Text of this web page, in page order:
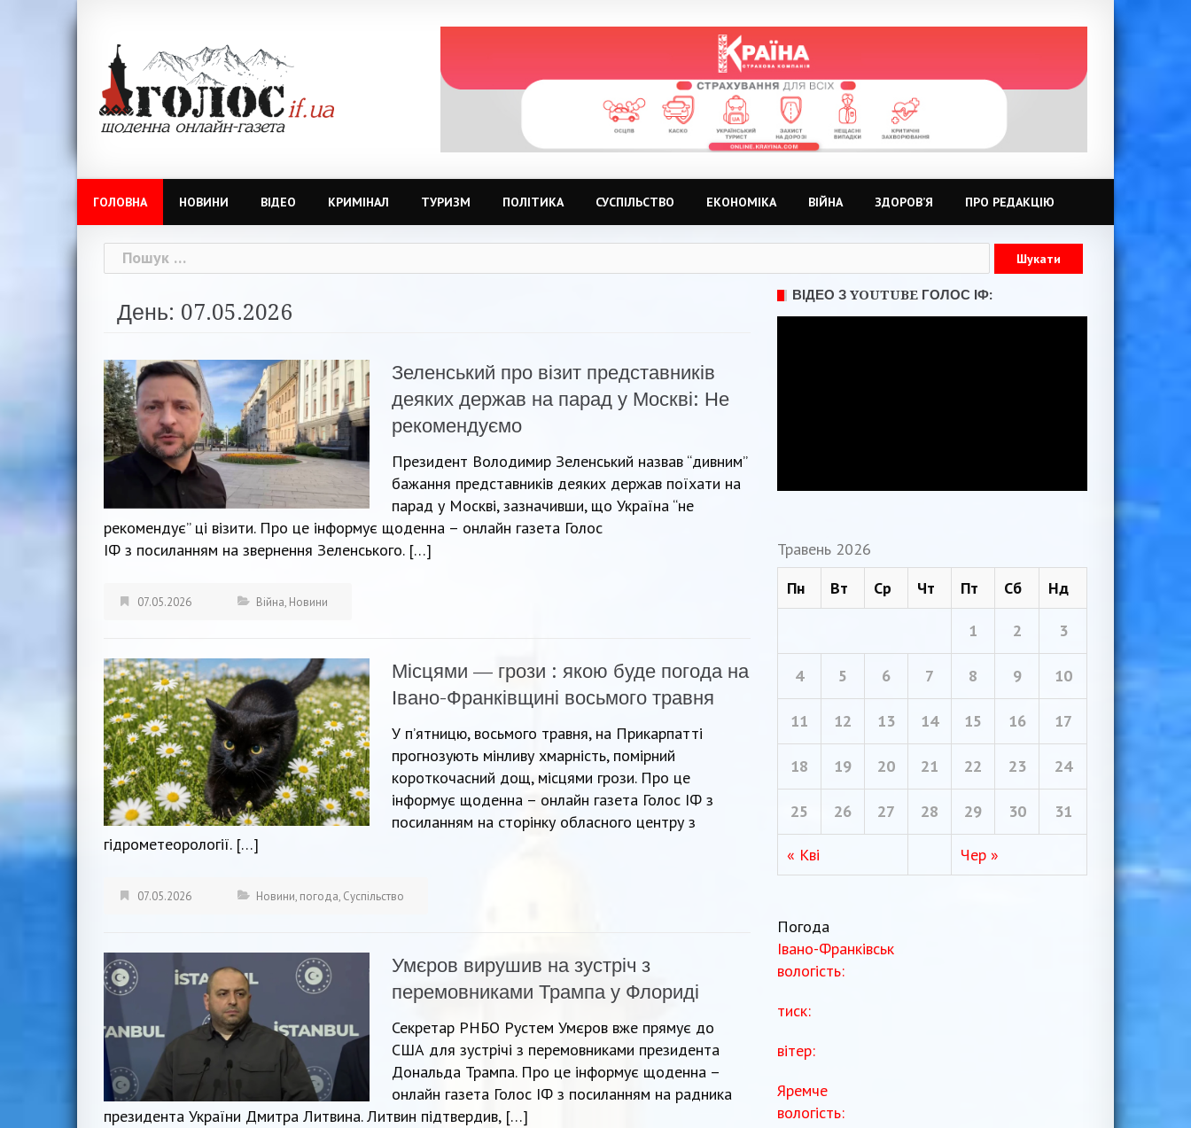
ГОЛОВНА НОВИНИ ВІДЕО КРИМІНАЛ ТУРИЗМ ПОЛІТИКА СУСПІЛЬСТВО ЕКОНОМІКА ВІЙНА ЗДОРОВ’Я ПРО РЕДАКЦІЮ
Пошук:
День: 07.05.2026
Зеленський про візит представників
деяких держав на парад у Москві: Не
рекомендуємо
Президент Володимир Зеленський назвав “дивним”
бажання представників деяких держав поїхати на
парад у Москві, зазначивши, що Україна “не
рекомендує” ці візити. Про це інформує щоденна – онлайн газета Голос
ІФ з посиланням на звернення Зеленського. […]
07.05.2026 Війна, Новини
Місцями — грози : якою буде погода на
Івано-Франківщині восьмого травня
У п’ятницю, восьмого травня, на Прикарпатті
прогнозують мінливу хмарність, помірний
короткочасний дощ, місцями грози. Про це
інформує щоденна – онлайн газета Голос ІФ з
посиланням на сторінку обласного центру з
гідрометеорології. […]
07.05.2026 Новини, погода, Суспільство
Умєров вирушив на зустріч з
перемовниками Трампа у Флориді
Секретар РНБО Рустем Умєров вже прямує до
США для зустрічі з перемовниками президента
Дональда Трампа. Про це інформує щоденна –
онлайн газета Голос ІФ з посиланням на радника
президента України Дмитра Литвина. Литвин підтвердив, […]
ВІДЕО З YOUTUBE ГОЛОС ІФ:
Травень 2026
Пн
Вт Ср Чт Пт Сб Нд
« Кві Чер »
1 2 3
4 5 6 7 8 9 10
11 12 13 14 15 16 17
18 19 20 21 22 23 24
25 26 27 28 29 30 31
Погода
Івано-Франківськ
вологість:
тиск:
вітер:
Яремче
вологість: